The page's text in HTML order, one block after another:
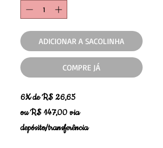
ADICIONAR A SACOLINHA
COMPRE JÁ
6X de R$ 26,65
ou R$ 147,00 via
depósito/transferência